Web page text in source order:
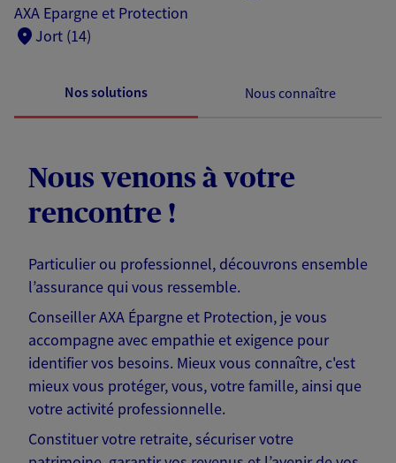
AXA Epargne et Protection
Jort (14)
Nos solutions Nous connaître
Nous venons à votre
rencontre !
Particulier ou professionnel, découvrons ensemble
l’assurance qui vous ressemble.
Conseiller AXA Épargne et Protection, je vous
accompagne avec empathie et exigence pour
identifier vos besoins. Mieux vous connaître, c'est
mieux vous protéger, vous, votre famille, ainsi que
votre activité professionnelle.
Constituer votre retraite, sécuriser votre